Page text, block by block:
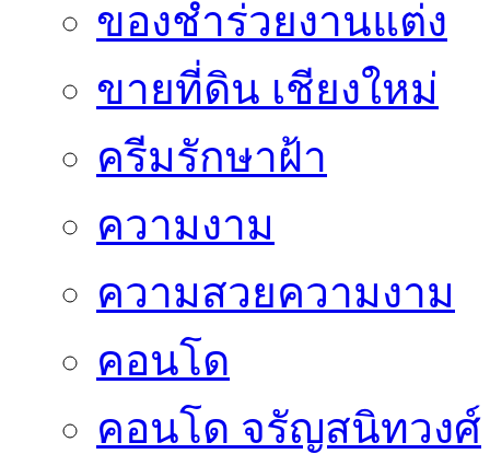
ของชำร่วยงานแต่ง
ขายที่ดิน เชียงใหม่
ครีมรักษาฝ้า
ความงาม
ความสวยความงาม
คอนโด
คอนโด จรัญสนิทวงศ์